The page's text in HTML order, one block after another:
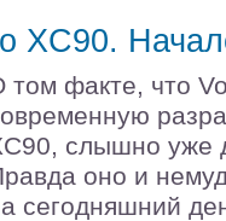
XC90.
том факте, что
слышно уже
оно и
сегодняшний